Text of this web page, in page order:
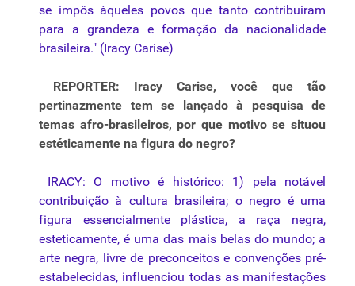
se impôs àqueles povos que tanto contribuiram
para a grandeza e formação da nacionalidade
brasileira." (Iracy Carise)
REPORTER: Iracy Carise, você que tão
pertinazmente tem se lançado à pesquisa de
temas afro-brasileiros, por que motivo se situou
estéticamente na figura do negro?
IRACY: O motivo é histórico: 1) pela notável
contribuição à cultura brasileira; o negro é uma
figura essencialmente plástica, a raça negra,
esteticamente, é uma das mais belas do mundo; a
arte negra, livre de preconceitos e convenções pré-
estabelecidas, influenciou todas as manifestações